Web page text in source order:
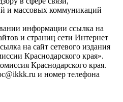
и массовых коммуникаций
информации ссылка на
и страниц сети Интернет
на сайт сетевого издания
Краснодарского края».
Краснодарского края.
и номер телефона